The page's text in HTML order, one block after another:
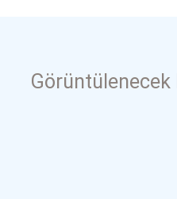
Görüntülenecek